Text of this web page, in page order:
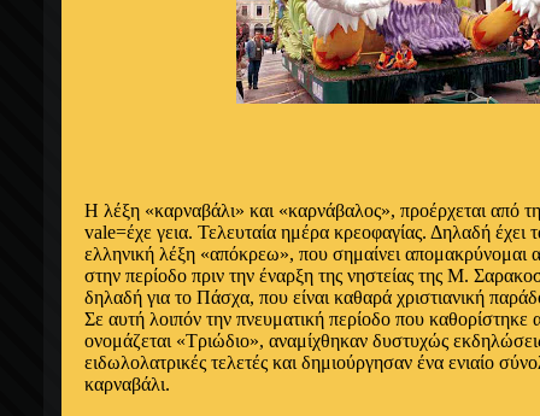
Η λέξη «καρναβάλι» και «καρνάβαλος», προέρχεται από
vale=έχε γεια. Τελευταία ημέρα κρεοφαγίας. Δηλαδή έχει
ελληνική λέξη «απόκρεω», που σημαίνει απομακρύνομαι
στην περίοδο πριν την έναρξη της νηστείας της Μ.
δηλαδή για το Πάσχα, που είναι καθαρά χριστιανική
Σε αυτή λοιπόν την πνευματική περίοδο που καθορίστηκε
ονομάζεται «Τριώδιο», αναμίχθηκαν δυστυχώς
ειδωλολατρικές τελετές και δημιούργησαν ένα ενιαίο
καρναβάλι.